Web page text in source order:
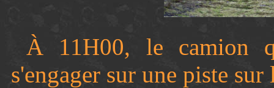
À 11H00, le camion
s'engager sur une piste